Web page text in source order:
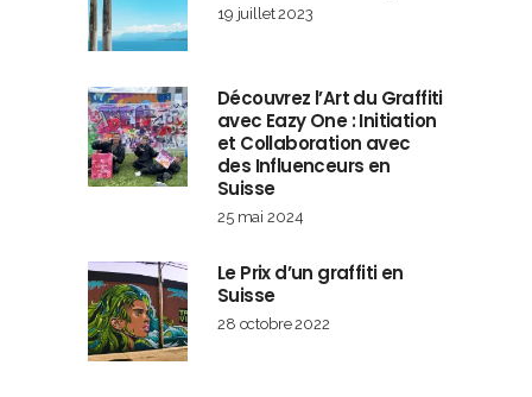
19 juillet 2023
Découvrez l’Art du Graffiti
avec Eazy One : Initiation
et Collaboration avec
des Influenceurs en
Suisse
25 mai 2024
Le Prix d’un graffiti en
Suisse
28 octobre 2022